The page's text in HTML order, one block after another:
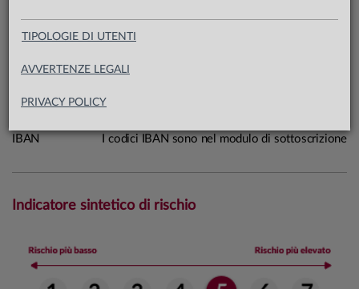
TIPOLOGIE DI UTENTI
AVVERTENZE LEGALI
PRIVACY POLICY
Macrocategoria
Domicilio
Data di avvio
IBAN
I codici IBAN sono nel modulo di sottoscrizione
Indicatore sintetico di rischio